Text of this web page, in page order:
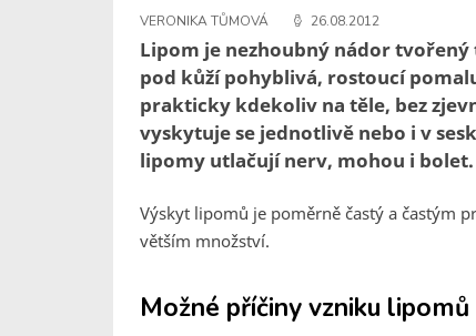
VERONIKA TŮMOVÁ 26.08.2012
Lipom je nezhoubný nádor
pod kůží pohyblivá, rostoucí
prakticky kdekoliv na těle, bez
vyskytuje se jednotlivě nebo i v
lipomy utlačují nerv, mohou i bolet.
Výskyt lipomů je poměrně častý a častým
větším množství.
Možné příčiny vzniku lipomů